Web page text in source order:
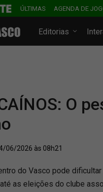
ÚLTIMAS AGENDA DE
Editorias
O
06/2026 às 08h21
do Vasco pode
as eleições do clube